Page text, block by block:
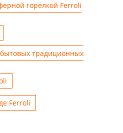
горелкой Ferroli
традиционных
Ferroli